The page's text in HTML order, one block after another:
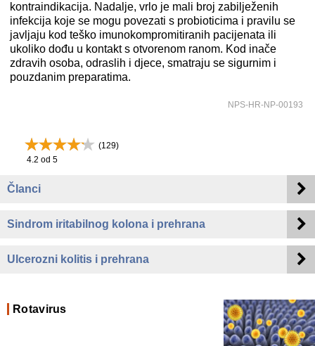
kontraindikacija. Nadalje, vrlo je mali broj zabilježenih
infekcija koje se mogu povezati s probioticima i pravilu se
javljaju kod teško imunokompromitiranih pacijenata ili
ukoliko dođu u kontakt s otvorenom ranom. Kod inače
zdravih osoba, odraslih i djece, smatraju se sigurnim i
pouzdanim preparatima.
NPS-HR-NP-00193
(129)
4.2 od 5
Članci
Sindrom iritabilnog kolona i prehrana
Ulcerozni kolitis i prehrana
Rotavirus